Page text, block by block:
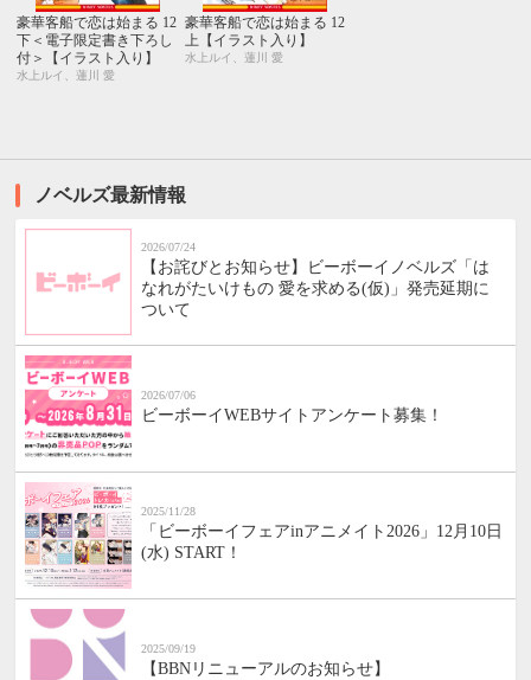
豪華客船で恋は始まる 12
下＜電子限定書き下ろし
付＞【イラスト入り】
水上ルイ、蓮川 愛
豪華客船で恋は始まる 12
上【イラスト入り】
水上ルイ、蓮川 愛
ノベルズ最新情報
2026/07/24
【お詫びとお知らせ】ビーボーイノベルズ「は
なれがたいけもの 愛を求める(仮)」発売延期に
ついて
2026/07/06
ビーボーイWEBサイトアンケート募集！
2025/11/28
「ビーボーイフェアinアニメイト2026」12月10日
(水) START！
2025/09/19
【BBNリニューアルのお知らせ】